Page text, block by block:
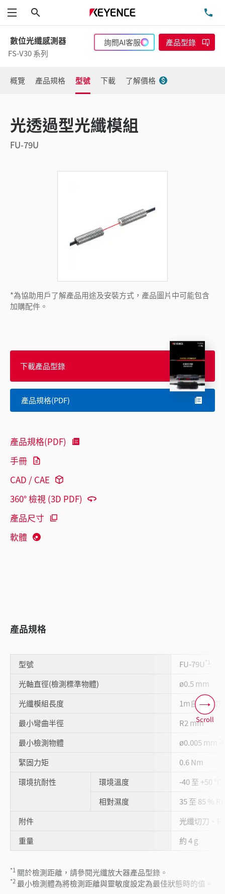
功能表
數位光纖感測器
FS-V30 系列
詢問AI客服 產品型錄
概覽 產品規格 型號 下載 了解價格
光透過型光纖模組
FU-79U
*為協助用戶了解產品用途及安裝方式，產品圖片中可能包含
加購配件。
下載產品型錄
產品規格(PDF)
產品規格(PDF)
手冊
CAD / CAE
360° 檢視 (3D PDF)
產品尺寸
軟體
產品規格
型號 FU-79U*1
光軸直徑(檢測標準物體)
ø0.5 mm
光纖模組長度
1m自由裁切
最小彎曲半徑
R2 mm
最小檢測物體
ø0.005 mm
緊固力矩
0.6 Nm
環境抗耐性
環境溫度
-40 至 +50
相對濕度
35 至 85 %
附件
光纖切刀、
重量
約 4 g
*1 關於檢測距離，請參閱光纖放大器產品型錄。
*2 最小檢測體為將檢測距離與靈敏度設定為最佳狀態時的值。
Scroll